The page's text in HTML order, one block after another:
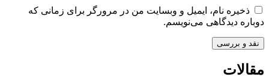
ذخیره نام، ایمیل و وبسایت من در مرورگر برای زمانی که
دوباره دیدگاهی می‌نویسم.
مقالات